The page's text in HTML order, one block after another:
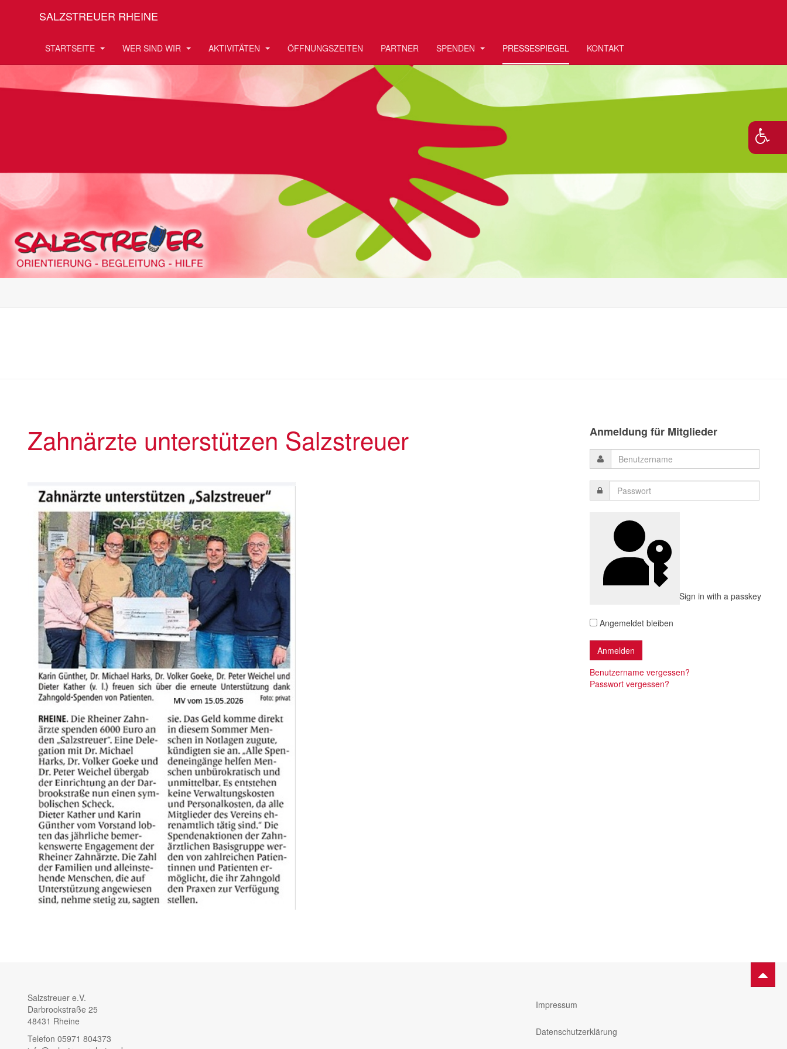
SALZSTREUER RHEINE
STARTSEITE WER SIND WIR AKTIVITÄTEN ÖFFNUNGSZEITEN PARTNER SPENDEN PRESSESPIEGEL KONTAKT
Zahnärzte unterstützen Salzstreuer Anmeldung für Mitglieder
Sign in with a passkey
Angemeldet bleiben
Benutzername vergessen?
Passwort vergessen?
Salzstreuer e.V.
Darbrookstraße 25
48431 Rheine
Telefon 05971 804373
Impressum
Datenschutzerklärung